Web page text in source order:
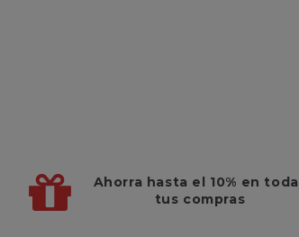
Ahorra hasta el 10% en
tus compras